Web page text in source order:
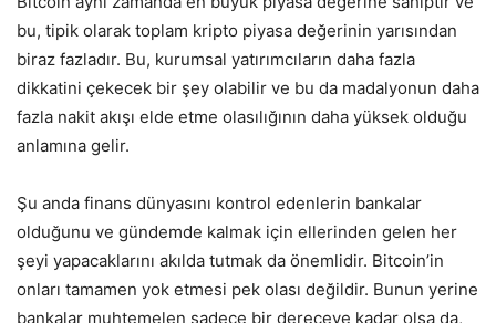
bu, tipik olarak toplam kripto piyasa değerinin yarısından
biraz fazladır. Bu, kurumsal yatırımcıların daha fazla
dikkatini çekecek bir şey olabilir ve bu da madalyonun daha
fazla nakit akışı elde etme olasılığının daha yüksek olduğu
anlamına gelir.
Şu anda finans dünyasını kontrol edenlerin bankalar
olduğunu ve gündemde kalmak için ellerinden gelen her
şeyi yapacaklarını akılda tutmak da önemlidir. Bitcoin’in
onları tamamen yok etmesi pek olası değildir. Bunun yerine
bankalar muhtemelen sadece bir dereceye kadar olsa da,